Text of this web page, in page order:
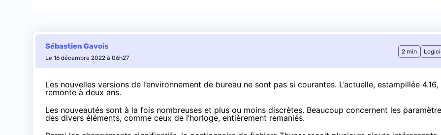
Sébastien Gavois
Le 16 décembre 2022 à 06h27
2 min
Les nouvelles versions de l’environnement de bureau ne sont pas si courantes. L’actuelle, estampillée 4.16,
remonte à deux ans.
Les nouveautés sont à la fois nombreuses et plus ou moins discrètes. Beaucoup concernent les
des divers éléments, comme ceux de l’horloge, entièrement remaniés.